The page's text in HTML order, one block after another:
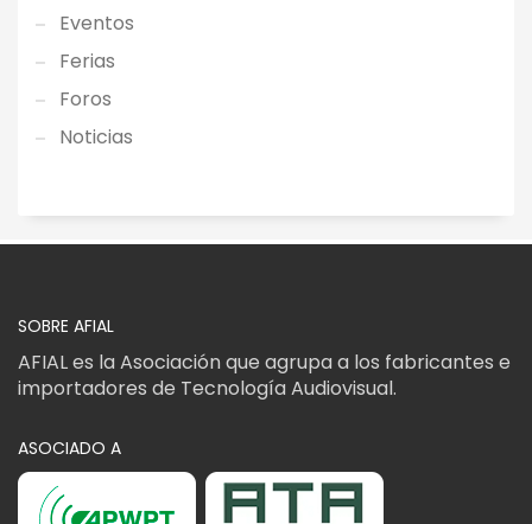
Eventos
Ferias
Foros
Noticias
SOBRE AFIAL
AFIAL es la Asociación que agrupa a los fabricantes e
importadores de Tecnología Audiovisual.
ASOCIADO A